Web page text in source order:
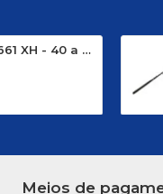
Evo Carbon C 661 XH - 40 a 80 Libras
Meios de